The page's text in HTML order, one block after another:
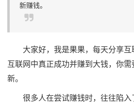
新赚钱。
大家好，我是果果，每天分享互
互联网中真正成功并赚到大钱，你
新。
很多人在尝试赚钱时，往往陷入